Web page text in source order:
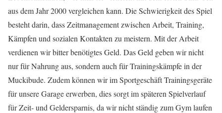
aus dem Jahr 2000 vergleichen kann. Die Schwierigkeit des Spiel
besteht darin, dass Zeitmanagement zwischen Arbeit, Training,
Kämpfen und sozialen Kontakten zu meistern. Mit der Arbeit
verdienen wir bitter benötigtes Geld. Das Geld geben wir nicht
nur für Nahrung aus, sondern auch für Trainingskämpfe in der
Muckibude. Zudem können wir im Sportgeschäft Trainingsgeräte
für unsere Garage erwerben, dies sorgt im späteren Spielverlauf
für Zeit- und Geldersparnis, da wir nicht ständig zum Gym laufen